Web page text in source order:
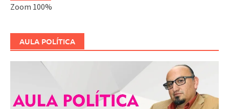
Zoom 100%
AULA POLÍTICA